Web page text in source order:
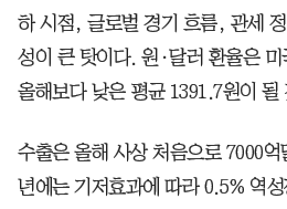
하 시점, 글로벌 경기 흐름, 관세
성이 큰 탓이다. 원·달러 환율은
올해보다 낮은 평균 1391.7원이 될
수출은 올해 사상 처음으로 7000
년에는 기저효과에 따라 0.5% 역